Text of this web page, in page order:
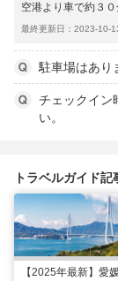
空港より車で約３
最終更新日：2023-10-
駐車場はあり
チェックイン
い。
トラベルガイド記
【2025年最新】愛